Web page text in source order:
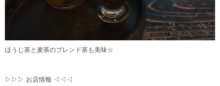
ほうじ茶と麦茶のブレンド茶も美味☆
▷▷▷ お店情報 ◁◁◁